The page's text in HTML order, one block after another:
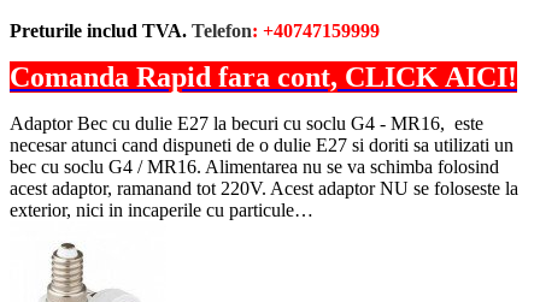
Preturile includ TVA. Telefon: +40747159999
Comanda Rapid fara cont, CLICK AICI!
Adaptor Bec cu dulie E27 la becuri cu soclu G4 - MR16, este
necesar atunci cand dispuneti de o dulie E27 si doriti sa utilizati un
bec cu soclu G4 / MR16. Alimentarea nu se va schimba folosind
acest adaptor, ramanand tot 220V. Acest adaptor NU se foloseste la
exterior, nici in incaperile cu particule…